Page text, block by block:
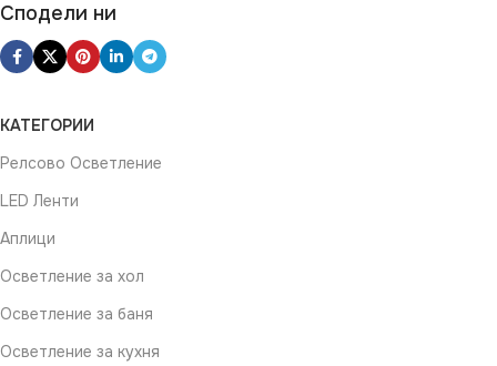
Сподели ни
КАТЕГОРИИ
Релсово Осветление
LED Ленти
Аплици
Осветление за хол
Осветление за баня
Осветление за кухня